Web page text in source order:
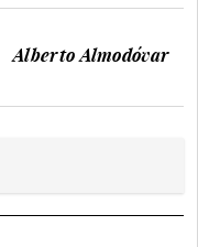
Alberto Almodóvar